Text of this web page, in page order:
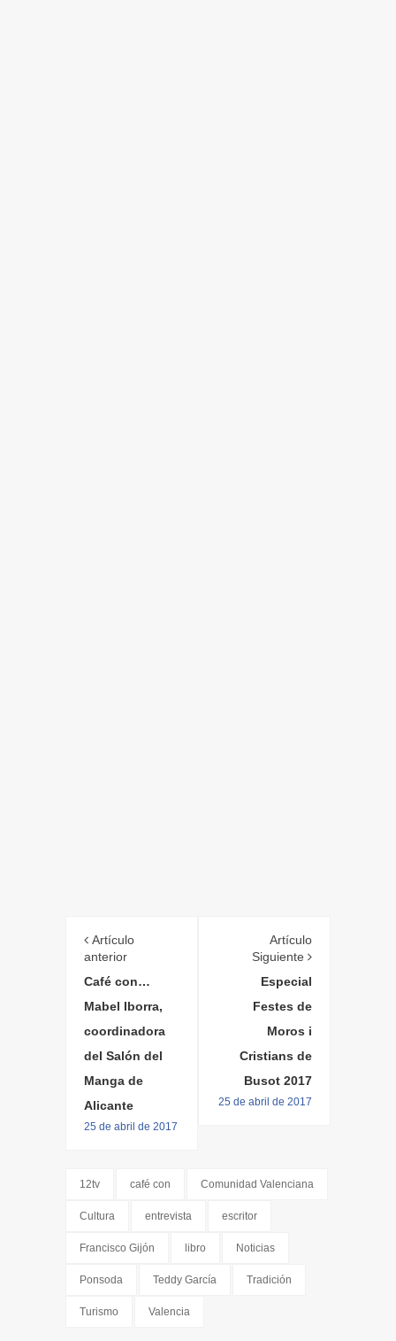
Artículo
anterior
Café con…
Mabel Iborra,
coordinadora
del Salón del
Manga de
Alicante
25 de abril de 2017
Artículo
Siguiente
Especial
Festes de
Moros i
Cristians de
Busot 2017
25 de abril de 2017
12tv café con Comunidad Valenciana
Cultura entrevista escritor
Francisco Gijón libro Noticias
Ponsoda Teddy García Tradición
Turismo Valencia